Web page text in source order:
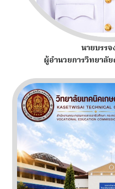
นายบรร
ผู้อำนวยการวิทยาลั